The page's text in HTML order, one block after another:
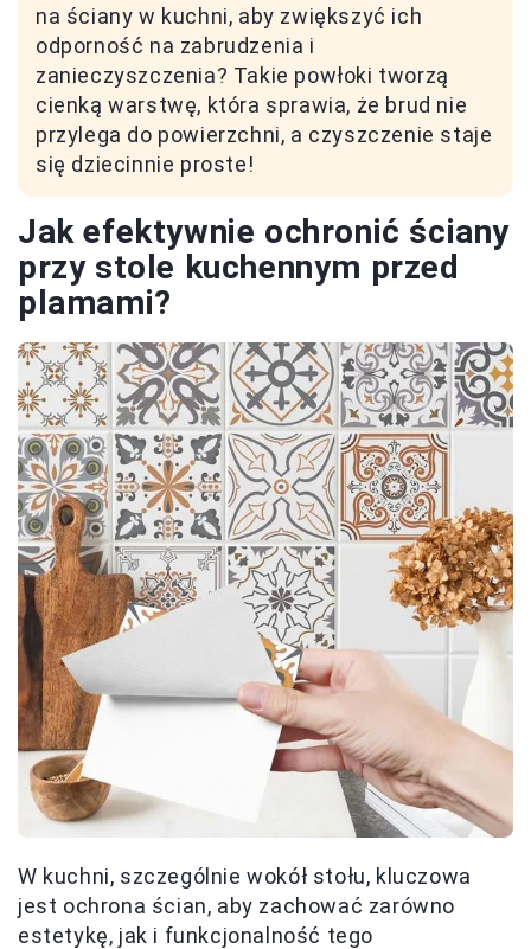
na ściany w kuchni, aby zwiększyć ich
odporność na zabrudzenia i
zanieczyszczenia? Takie powłoki tworzą
cienką warstwę, która sprawia, że brud nie
przylega do powierzchni, a czyszczenie staje
się dziecinnie proste!
Jak efektywnie ochronić ściany
przy stole kuchennym przed
plamami?
W kuchni, szczególnie wokół stołu, kluczowa
jest ochrona ścian, aby zachować zarówno
estetykę, jak i funkcjonalność tego